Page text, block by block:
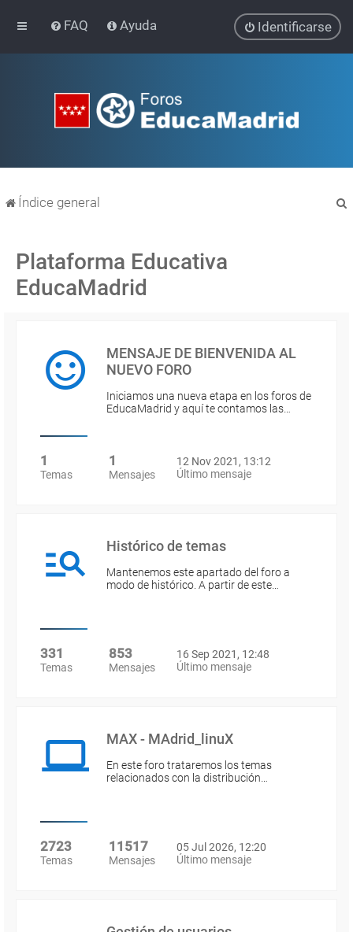
FAQ Ayuda Identificarse
Índice general
Plataforma Educativa
EducaMadrid
MENSAJE DE BIENVENIDA AL
NUEVO FORO
Iniciamos una nueva etapa en los foros de
EducaMadrid y aquí te contamos las…
1
Temas
1
Mensajes
12 Nov 2021, 13:12
Último mensaje
Histórico de temas
Mantenemos este apartado del foro a
modo de histórico. A partir de este…
331
Temas
853
Mensajes
16 Sep 2021, 12:48
Último mensaje
MAX - MAdrid_linuX
En este foro trataremos los temas
relacionados con la distribución…
2723
Temas
11517
Mensajes
05 Jul 2026, 12:20
Último mensaje